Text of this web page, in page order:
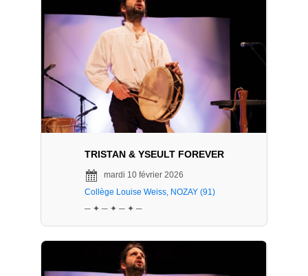
TRISTAN & YSEULT FOREVER
mardi 10 février 2026
Collège Louise Weiss, NOZAY (91)
─ ✦ ─ ✦ ─ ✦ ─